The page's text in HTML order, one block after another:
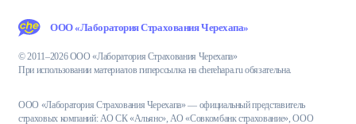
ООО «Лаборатория Страхования Черехапа»
© 2011–2026 ООО «Лаборатория Страхования Черехапа»
При использовании материалов гиперссылка на cherehapa.ru обязательна.
ООО «Лаборатория Страхования Черехапа» — официальный представитель
страховых компаний: АО СК «Альянс», АО «Совкомбанк страхование», ООО